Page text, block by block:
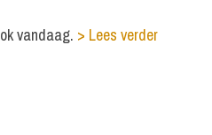
vandaag. > Lees verder